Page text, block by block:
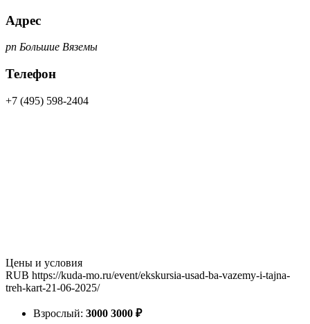
Адрес
рп Большие Вяземы
Телефон
+7 (495) 598-2404
Цены и условия
RUB https://kuda-mo.ru/event/ekskursia-usad-ba-vazemy-i-tajna-
treh-kart-21-06-2025/
Взрослый: 3000 3000 ₽